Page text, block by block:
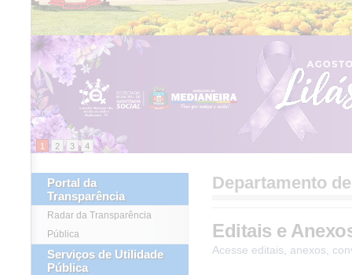
CONHEÇA MEDIANEIRA
1 2 3 4
Portal da
Transparência
Radar da Transparência
Pública
Serviços de Utilidade
Pública
Departamento
Editais e
Acesse editais, anexos,